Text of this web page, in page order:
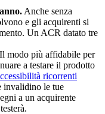
Anche senza
e gli acquirenti si
Un ACR datato tre
Il modo più affidabile per
a testare il prodotto
ricorrenti
invalidino le tue
a un acquirente